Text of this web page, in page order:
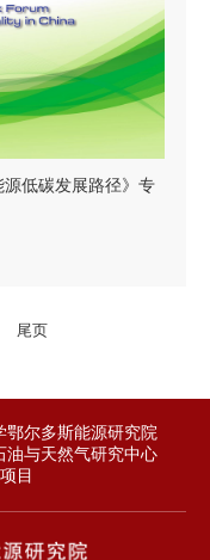
源低碳发展路径》专
尾页
鄂尔多斯能源研究院
油与天然气研究中心
目